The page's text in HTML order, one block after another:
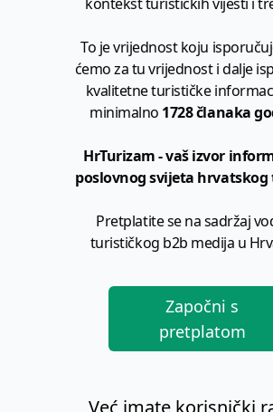
To je vrijednost koju
ćemo za tu vrijednost i dalje
kvalitetne turističke
minimalno 1728 članaka
HrTurizam - vaš izvor
poslovnog svijeta
Pretplatite se na sadržaj
turističkog b2b medija u
Započni s
pretplatom
Već imate korisnički